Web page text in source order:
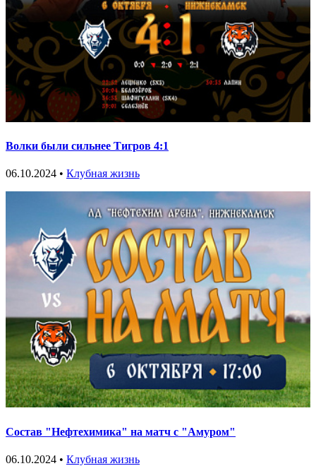
Волки были сильнее Тигров 4:1
06.10.2024 • Клубная жизнь
Состав "Нефтехимика" на матч с "Амуром"
06.10.2024 • Клубная жизнь